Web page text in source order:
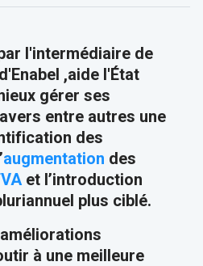
l'intermédiaire de
,aide l'État
gérer ses
entre autres une
des
augmentation des
et l’introduction
plus ciblé.
à une meilleure